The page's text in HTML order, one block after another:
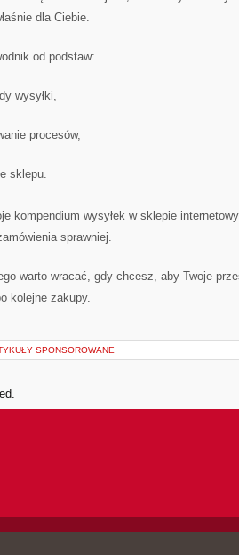
dla Ciebie.
od podstaw:
wysyłki,
procesów,
sklepu.
kompendium wysyłek w sklepie
sprawniej.
warto wracać, gdy chcesz, aby Twoje
kolejne zakupy.
SPONSOROWANE